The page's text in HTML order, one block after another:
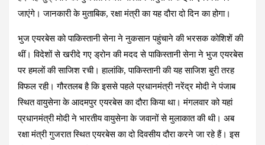
जाएंगे। जानकारी के मुताबिक, रक्षा मंत्री का यह दौरा दो दिन का होगा।
भुज एयरबेस को पाकिस्तानी सेना ने नुकसान पहुंचाने की भरसक कोशिशें की
थीं। विदेशों से खरीदे गए ड्रोन की मदद से पाकिस्तानी सेना ने भुज एयरबेस
पर हमलों की साजिश रची। हालांकि, पाकिस्तानी की यह साजिश बुरी तरह
विफल रही। गौरतलब है कि इससे पहले प्रधानमंत्री नरेंद्र मोदी ने पंजाब
स्थित वायुसेना के आदमपुर एयरबेस का दौरा किया था। मंगलवार को यहां
प्रधानमंत्री मोदी ने भारतीय वायुसेना के जवानों से मुलाकात की थी। अब
रक्षा मंत्री गुजरात स्थित एयरबेस का दो दिवसीय दौरा करने जा रहे हैं। इस